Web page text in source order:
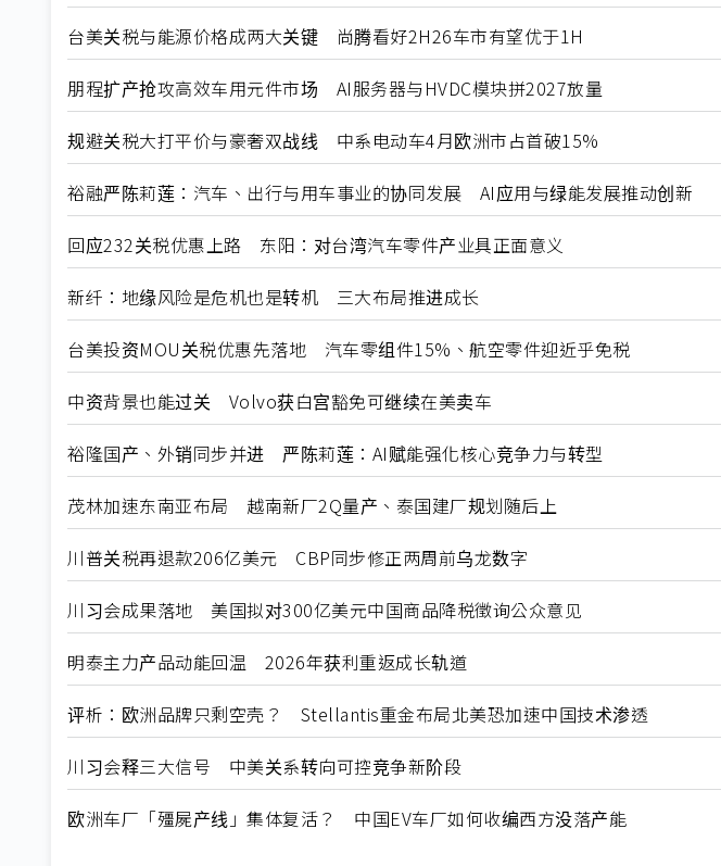
台美关税与能源价格成两大关键 尚腾看好2H26车市有望优于1H
朋程扩产抢攻高效车用元件市场 AI服务器与HVDC模块拼2027放量
规避关税大打平价与豪奢双战线 中系电动车4月欧洲市占首破15%
裕融严陈莉莲：汽车、出行与用车事业的协同发展 AI应用与绿能发展推动创新
回应232关税优惠上路 东阳：对台湾汽车零件产业具正面意义
新纤：地缘风险是危机也是转机 三大布局推进成长
台美投资MOU关税优惠先落地 汽车零组件15%、航空零件迎近乎免税
中资背景也能过关 Volvo获白宫豁免可继续在美卖车
裕隆国产、外销同步并进 严陈莉莲：AI赋能强化核心竞争力与转型
茂林加速东南亚布局 越南新厂2Q量产、泰国建厂规划随后上
川普关税再退款206亿美元 CBP同步修正两周前乌龙数字
川习会成果落地 美国拟对300亿美元中国商品降税徵询公众意见
明泰主力产品动能回温 2026年获利重返成长轨道
评析：欧洲品牌只剩空壳？ Stellantis重金布局北美恐加速中国技术渗透
川习会释三大信号 中美关系转向可控竞争新阶段
欧洲车厂「殭屍产线」集体复活？ 中国EV车厂如何收编西方没落产能